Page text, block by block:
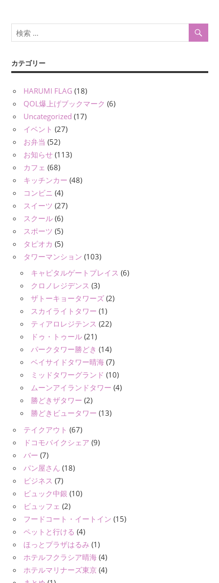
カテゴリー
HARUMI FLAG (18)
QOL爆上げブックマーク (6)
Uncategorized (17)
イベント (27)
お弁当 (52)
お知らせ (113)
カフェ (68)
キッチンカー (48)
コンビニ (4)
スイーツ (27)
スクール (6)
スポーツ (5)
タピオカ (5)
タワーマンション (103)
キャピタルゲートプレイス (6)
クロノレジデンス (3)
ザトーキョータワーズ (2)
スカイライトタワー (1)
ティアロレジテンス (22)
ドゥ・トゥール (21)
パークタワー勝どき (14)
ベイサイドタワー晴海 (7)
ミッドタワーグランド (10)
ムーンアイランドタワー (4)
勝どきザタワー (2)
勝どきビュータワー (13)
テイクアウト (67)
ドコモバイクシェア (9)
バー (7)
パン屋さん (18)
ビジネス (7)
ビュック中銀 (10)
ビュッフェ (2)
フードコート・イートイン (15)
ペットと行ける (4)
ほっとプラザはるみ (1)
ホテルフクラシア晴海 (4)
ホテルマリナーズ東京 (4)